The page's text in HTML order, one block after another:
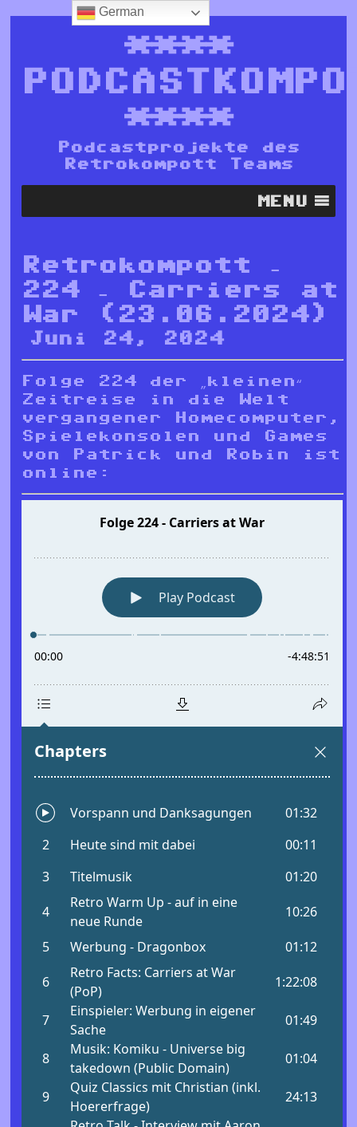
****
****
Podcastprojekte des
Retrokompott Teams
MENU
Retrokompott –
224 – Carriers at
War (23.06.2024)
Juni 24, 2024
Folge 224 der „kleinen“
Zeitreise in die Welt
vergangener Homecomputer,
Spielekonsolen und Games
von Patrick und Robin ist
online:
German